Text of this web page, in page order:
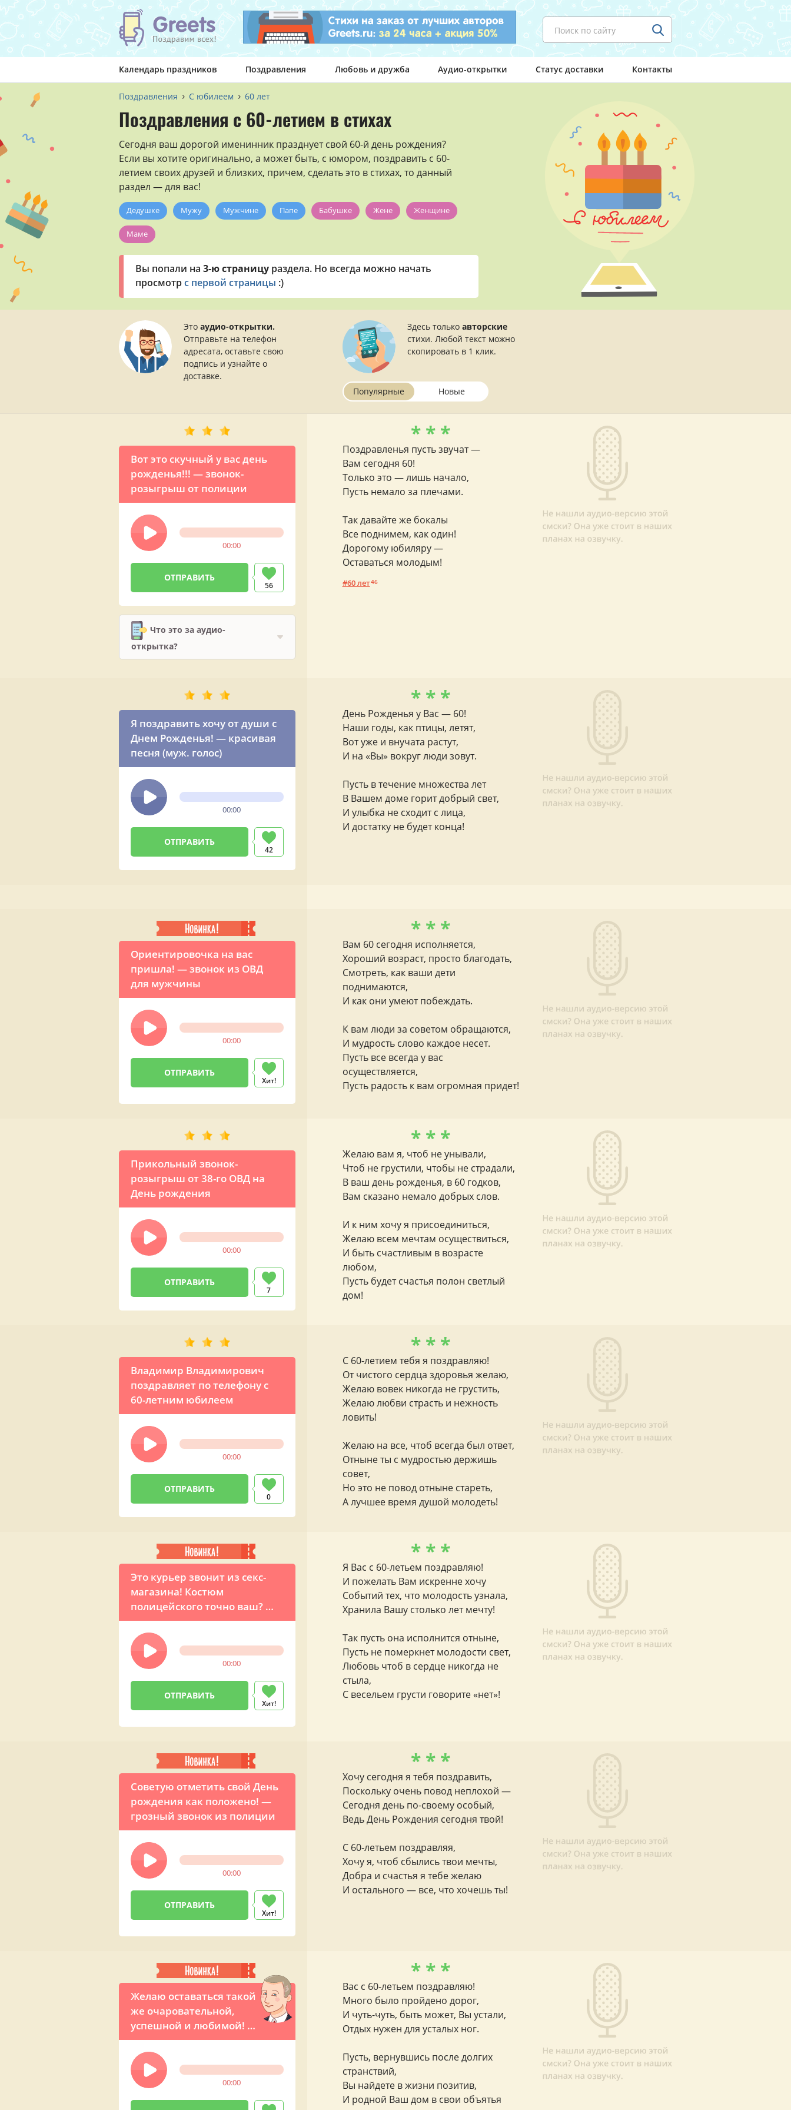
Поиск по сайту
Календарь праздников Поздравления Любовь и дружба Аудио-открытки Статус доставки Контакты
Поздравления С юбилеем 60 лет
Поздравления с 60-летием в стихах
Сегодня ваш дорогой именинник празднует свой 60-й день рождения?
Если вы хотите оригинально, а может быть, с юмором, поздравить с 60-
летием своих друзей и близких, причем, сделать это в стихах, то данный
раздел — для вас!
Дедушке Мужу Мужчине Папе Бабушке Жене Женщине
Маме
Вы попали на 3-ю страницу раздела. Но всегда можно начать
просмотрс первой страницы :)
Это аудио-открытки.
Отправьте на телефон
адресата, оставьте свою
подпись и узнайте о
доставке.
Здесь только авторские
стихи. Любой текст можно
скопировать в 1 клик.
Популярные Новые
Вот это скучный у вас день
рожденья!!! — звонок-
розыгрыш от полиции
00:00
56
Что это за аудио-
открытка?
* * *
Поздравленья пусть звучат —
Вам сегодня 60!
Только это — лишь начало,
Пусть немало за плечами.
Так давайте же бокалы
Все поднимем, как один!
Дорогому юбиляру —
Оставаться молодым!
60 лет46
Я поздравить хочу от души с
Днем Рожденья! — красивая
песня (муж. голос)
00:00
42
* * *
День Рожденья у Вас — 60!
Наши годы, как птицы, летят,
Вот уже и внучата растут,
И на «Вы» вокруг люди зовут.
Пусть в течение множества лет
В Вашем доме горит добрый свет,
И улыбка не сходит с лица,
И достатку не будет конца!
Ориентировочка на вас
пришла! — звонок из ОВД
для мужчины
00:00
Хит!
* * *
Вам 60 сегодня исполняется,
Хороший возраст, просто благодать,
Смотреть, как ваши дети
поднимаются,
И как они умеют побеждать.
К вам люди за советом обращаются,
И мудрость слово каждое несет.
Пусть все всегда у вас
осуществляется,
Пусть радость к вам огромная придет!
Прикольный звонок-
розыгрыш от 38-го ОВД на
День рождения
00:00
7
* * *
Желаю вам я, чтоб не унывали,
Чтоб не грустили, чтобы не страдали,
В ваш день рожденья, в 60 годков,
Вам сказано немало добрых слов.
И к ним хочу я присоединиться,
Желаю всем мечтам осуществиться,
И быть счастливым в возрасте
любом,
Пусть будет счастья полон светлый
дом!
Владимир Владимирович
поздравляет по телефону с
60-летним юбилеем
00:00
0
* * *
С 60-летием тебя я поздравляю!
От чистого сердца здоровья желаю,
Желаю вовек никогда не грустить,
Желаю любви страсть и нежность
ловить!
Желаю на все, чтоб всегда был ответ,
Отныне ты с мудростью держишь
совет,
Но это не повод отныне стареть,
А лучшее время душой молодеть!
Это курьер звонит из секс-
магазина! Костюм
полицейского точно ваш? —
звонок мужчине в его День
рождения в виде шуточного
розыгрыша
00:00
Хит!
* * *
Я Вас с 60-летьем поздравляю!
И пожелать Вам искренне хочу
Событий тех, что молодость узнала,
Хранила Вашу столько лет мечту!
Так пусть она исполнится отныне,
Пусть не померкнет молодости свет,
Любовь чтоб в сердце никогда не
стыла,
С весельем грусти говорите «нет»!
Советую отметить свой День
рождения как положено! —
грозный звонок из полиции
00:00
Хит!
* * *
Хочу сегодня я тебя поздравить,
Поскольку очень повод неплохой —
Сегодня день по-своему особый,
Ведь День Рождения сегодня твой!
С 60-летьем поздравляя,
Хочу я, чтоб сбылись твои мечты,
Добра и счастья я тебе желаю
И остального — все, что хочешь ты!
Желаю оставаться такой
же очаровательной,
успешной и любимой! –
прикольное аудио
поздравление с Днем
рождения для женщины
от Владимира Путина
00:00
* * *
Вас с 60-летьем поздравляю!
Много было пройдено дорог,
И чуть-чуть, быть может, Вы устали,
Отдых нужен для усталых ног.
Пусть, вернувшись после долгих
странствий,
Вы найдете в жизни позитив,
И родной Ваш дом в свои объятья